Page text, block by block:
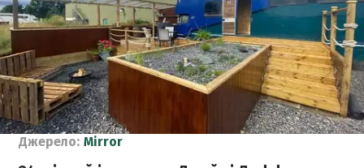
Джерело: Mirror